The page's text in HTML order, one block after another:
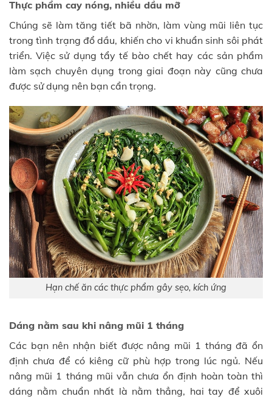
Thực phẩm cay nóng, nhiều dầu mỡ
Chúng sẽ làm tăng tiết bã nhờn, làm vùng mũi liên tục
trong tình trạng đổ dầu, khiến cho vi khuẩn sinh sôi phát
triển. Việc sử dụng tẩy tế bào chết hay các sản phẩm
làm sạch chuyên dụng trong giai đoạn này cũng chưa
được sử dụng nên bạn cẩn trọng.
Hạn chế ăn các thực phẩm gây sẹo, kích ứng
Dáng nằm sau khi nâng mũi 1 tháng
Các bạn nên nhận biết được nâng mũi 1 tháng đã ổn
định chưa để có kiêng cữ phù hợp trong lúc ngủ. Nếu
nâng mũi 1 tháng mũi vẫn chưa ổn định hoàn toàn thì
dáng nằm chuẩn nhất là nằm thẳng, hai tay để xuôi